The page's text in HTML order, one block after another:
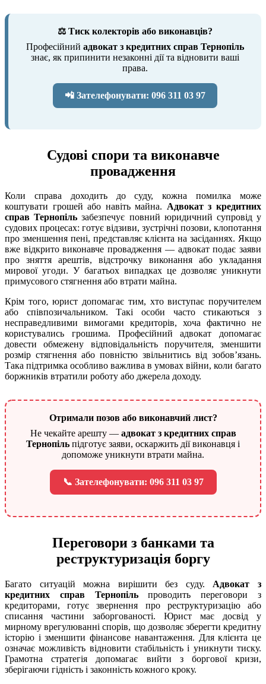
⚖️ Тиск колекторів або виконавців?
Професійний адвокат з кредитних справ Тернопіль
знає, як припинити незаконні дії та відновити ваші
права.
📲 Зателефонувати: 096 311 03 97
Судові спори та виконавче
провадження
Коли справа доходить до суду, кожна помилка може
коштувати грошей або навіть майна. Адвокат з кредитних
справ Тернопіль забезпечує повний юридичний супровід у
судових процесах: готує відзиви, зустрічні позови, клопотання
про зменшення пені, представляє клієнта на засіданнях. Якщо
вже відкрито виконавче провадження — адвокат подає заяви
про зняття арештів, відстрочку виконання або укладання
мирової угоди. У багатьох випадках це дозволяє уникнути
примусового стягнення або втрати майна.
Крім того, юрист допомагає тим, хто виступає поручителем
або співпозичальником. Такі особи часто стикаються з
несправедливими вимогами кредиторів, хоча фактично не
користувались грошима. Професійний адвокат допомагає
довести обмежену відповідальність поручителя, зменшити
розмір стягнення або повністю звільнитись від зобов’язань.
Така підтримка особливо важлива в умовах війни, коли багато
боржників втратили роботу або джерела доходу.
Отримали позов або виконавчий лист?
Не чекайте арешту — адвокат з кредитних справ
Тернопіль підготує заяви, оскаржить дії виконавця і
допоможе уникнути втрати майна.
📞 Зателефонувати: 096 311 03 97
Переговори з банками та
реструктуризація боргу
Багато ситуацій можна вирішити без суду. Адвокат з
кредитних справ Тернопільпроводить переговори з
кредиторами, готує звернення про реструктуризацію або
списання частини заборгованості. Юрист має досвід у
мирному врегулюванні спорів, що дозволяє зберегти кредитну
історію і зменшити фінансове навантаження. Для клієнта це
означає можливість відновити стабільність і уникнути тиску.
Грамотна стратегія допомагає вийти з боргової кризи,
зберігаючи гідність і законність кожного кроку.